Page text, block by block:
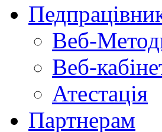
Веб-
Веб-
Атестація
Партнерам